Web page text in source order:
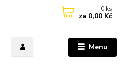
Menu
0 ks
za 0,00 Kč